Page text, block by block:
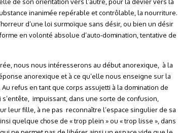
inanimée repérable et contrôlable, la nourriture.
d’une loi surmoïque sans désir, ou bien un désir
en volonté absolue d’auto-domination, tentative de
nous nous intéresserons au début anorexique, à la
anorexique et à ce qu’elle nous enseigne sur la
refus en tant que corps assujetti à la domination de
impuissant, dans une sorte de confusion,
leur fille, à ne pas reconnaître l’espace singulier de sa
quelque chose de « trop plein » ou « trop lisse », dans